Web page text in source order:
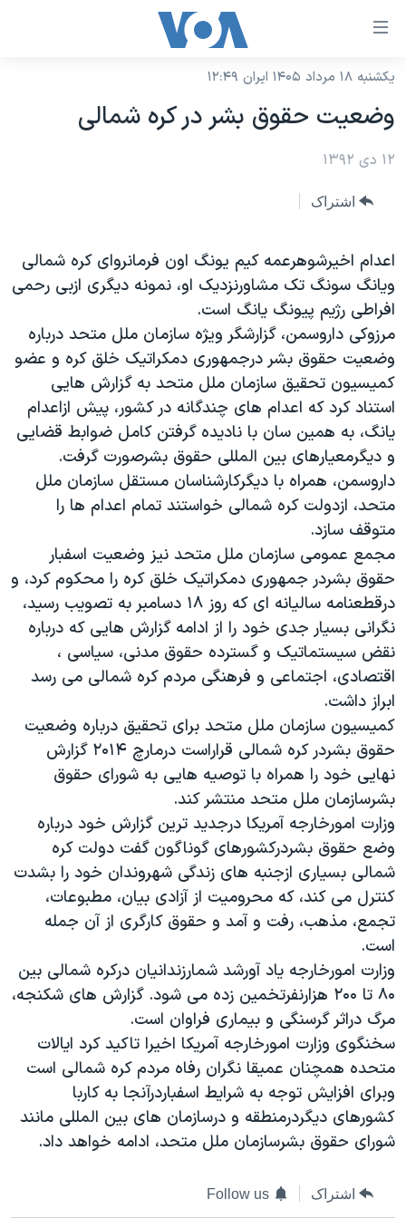
لینکهای
دسترسی
جهش
محتوای
جهش
صفحه
اصلی
جهش
به
جستجو
نسخه سبک وب‌سایت
موضوع ها
ایران
جهان
ورزشی
گزیده‌ها
ویژه برنامه‌ها
ویدیوها
فرهنگ و زندگی
حقوق شهروندی
اقتصادی
علم و فناوری
اسرائیل در جنگ
گالری عکس
آرشیو پخش زنده
برنامه های تلویزیونی
صفحه‌های ویژه
جام جهانی ۲۰۲۶
عملیات خشم حماسی
۲۵۰سالگی آمریکا
بایگانی برنامه‌های تلویزیونی
مستندها
انتخابات ریاست جمهوری آمریکا ۲۰۲۴
حمله جمهوری اسلامی به اسرائیل
رمز مهسا
ورزش زنان در ایران
اعتراضات زن، زندگی، آزادی
مجموعه مستندهای دادخواهی
تریبونال مردمی آبان ۹۸
دادگاه حمید نوری
چهل سال گروگان‌گیری
قانون شفافیت دارائی کادر رهبری ایران
اعتراضات مردمی آبان ۹۸
اسرائیل در جنگ
نرگس محمدی برنده جایزه نوبل صلح
همایش محافظه‌کاران آمریکا «سی‌پک»
صفحه‌های ویژه
سفر پرزیدنت ترامپ به چین
فرکانس‌های صدای آمریکا
پخش رادیویی
یادگیری زبان انگلیسی
دنبال کنید
زبانهای مختلف
یکشنبه ۱۸ مرداد ۱۴۰۵ ایران ۱۲:۴۹
وضعیت حقوق بشر در کره شمالی
۱۲ دی ۱۳۹۲
اشتراک
اعدام اخیرشوهرعمه کیم یونگ اون فرمانروای کره شمالی
ویانگ سونگ تک مشاورنزدیک او، نمونه دیگری ازبی رحمی
افراطی رژیم پیونگ یانگ است.
مرزوکی داروسمن، گزارشگر ویژه سازمان ملل متحد درباره
وضعیت حقوق بشر درجمهوری دمکراتیک خلق کره و عضو
کمیسیون تحقیق سازمان ملل متحد به گزارش هایی
استناد کرد که اعدام های چندگانه در کشور، پیش ازاعدام
یانگ، به همین سان با نادیده گرفتن کامل ضوابط قضایی
و دیگرمعیارهای بین المللی حقوق بشرصورت گرفت.
داروسمن، همراه با دیگرکارشناسان مستقل سازمان ملل
متحد، ازدولت کره شمالی خواستند تمام اعدام ها را
متوقف سازد.
مجمع عمومی سازمان ملل متحد نیز وضعیت اسفبار
حقوق بشردر جمهوری دمکراتیک خلق کره را محکوم کرد، و
درقطعنامه سالیانه ای که روز ۱۸ دسامبر به تصویب رسید،
نگرانی بسیار جدی خود را از ادامه گزارش هایی که درباره
نقض سیستماتیک و گسترده حقوق مدنی، سیاسی ،
اقتصادی، اجتماعی و فرهنگی مردم کره شمالی می رسد
ابراز داشت.
کمیسیون سازمان ملل متحد برای تحقیق درباره وضعیت
حقوق بشردر کره شمالی قراراست درمارچ ۲۰۱۴ گزارش
نهایی خود را همراه با توصیه هایی به شورای حقوق
بشرسازمان ملل متحد منتشر کند.
وزارت امورخارجه آمریکا درجدید ترین گزارش خود درباره
وضع حقوق بشردرکشورهای گوناگون گفت دولت کره
شمالی بسیاری ازجنبه های زندگی شهروندان خود را بشدت
کنترل می کند، که محرومیت از آزادی بیان، مطبوعات،
تجمع، مذهب، رفت و آمد و حقوق کارگری از آن جمله
است.
وزارت امورخارجه یاد آورشد شمارزندانیان درکره شمالی بین
۸۰ تا ۲۰۰ هزارنفرتخمین زده می شود. گزارش های شکنجه،
مرگ دراثر گرسنگی و بیماری فراوان است.
سخنگوی وزارت امورخارجه آمریکا اخیرا تاکید کرد ایالات
متحده همچنان عمیقا نگران رفاه مردم کره شمالی است
وبرای افزایش توجه به شرایط اسفباردرآنجا به کاربا
کشورهای دیگردرمنطقه و درسازمان های بین المللی مانند
شورای حقوق بشرسازمان ملل متحد، ادامه خواهد داد.
اشتراک Follow us